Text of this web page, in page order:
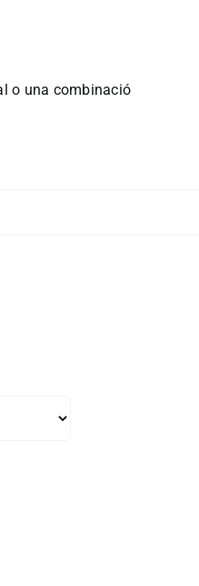
o una combinació